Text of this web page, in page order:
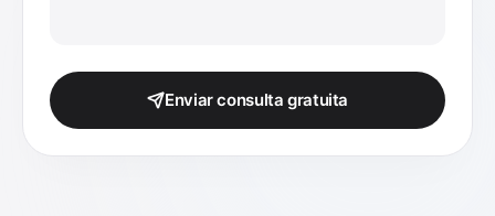
Enviar consulta gratuita